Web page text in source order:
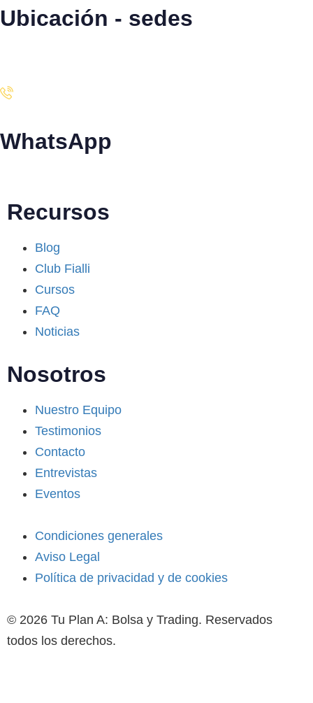
Ubicación - sedes
WhatsApp
Recursos
Blog
Club Fialli
Cursos
FAQ
Noticias
Nosotros
Nuestro Equipo
Testimonios
Contacto
Entrevistas
Eventos
Condiciones generales
Aviso Legal
Política de privacidad y de cookies
© 2026 Tu Plan A: Bolsa y Trading. Reservados
todos los derechos.